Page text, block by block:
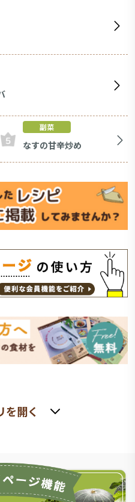
副菜
なすの甘辛炒め
を開く